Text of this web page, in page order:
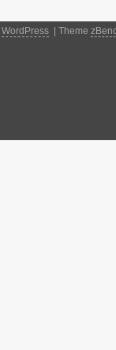
WordPress | Theme